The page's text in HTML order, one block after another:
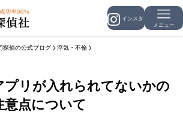
メニュー
探偵の公式ブログ 浮気・不倫
プリが入れられてないかの
意点について